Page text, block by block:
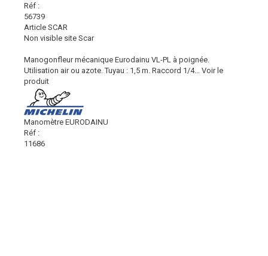
Réf :
56739
Article SCAR
Non visible site Scar
Manogonfleur mécanique Eurodainu VL-PL à poignée.
Utilisation air ou azote. Tuyau : 1,5 m. Raccord 1/4...
Voir le
produit
Manomètre EURODAINU
Réf :
11686